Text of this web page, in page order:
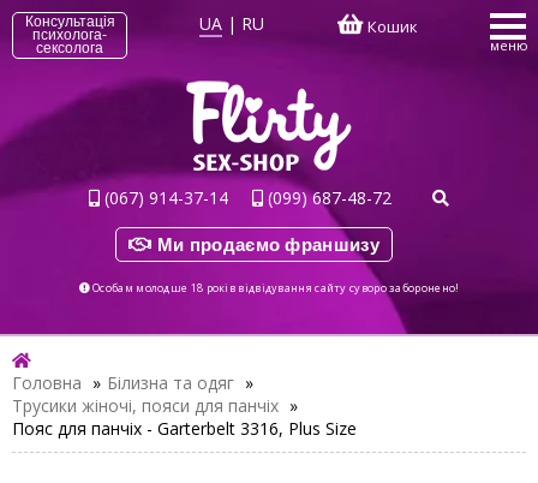
Консультація
психолога-
сексолога
UA | RU Кошик
меню
(067) 914-37-14 (099) 687-48-72
Ми продаємо франшизу
Особам молодше 18 років відвідування сайту суворо заборонено!
Головна » Білизна та одяг »
Трусики жіночі, пояси для панчіх »
Пояс для панчіх - Garterbelt 3316, Plus Size